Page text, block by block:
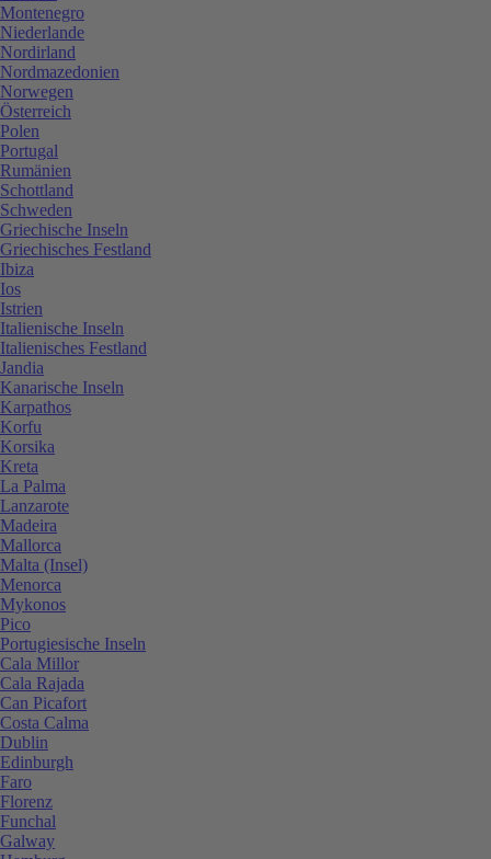
Montenegro
Niederlande
Nordirland
Nordmazedonien
Norwegen
Österreich
Polen
Portugal
Rumänien
Schottland
Schweden
Griechische Inseln
Griechisches Festland
Ibiza
Ios
Istrien
Italienische Inseln
Italienisches Festland
Jandia
Kanarische Inseln
Karpathos
Korfu
Korsika
Kreta
La Palma
Lanzarote
Madeira
Mallorca
Malta (Insel)
Menorca
Mykonos
Pico
Portugiesische Inseln
Cala Millor
Cala Rajada
Can Picafort
Costa Calma
Dublin
Edinburgh
Faro
Florenz
Funchal
Galway